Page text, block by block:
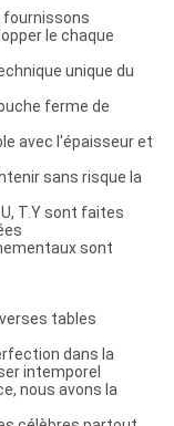
fournissons
le chaque
unique du
ferme de
avec l'épaisseur et
sans risque la
T.Y sont faites
sont
tables
dans la
intemporel
nous avons la